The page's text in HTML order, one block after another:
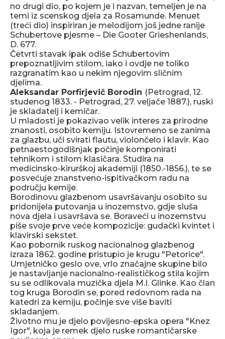
no drugi dio, po kojem je i nazvan, temeljen je na
temi iz scenskog djela za Rosamunde. Menuet
(treći dio) inspiriran je melodijom još jedne ranije
Schubertove pjesme – Die Gooter Grieshenlands,
D. 677.
Četvrti stavak ipak odiše Schubertovim
prepoznatljivim stilom, iako i ovdje ne toliko
razgranatim kao u nekim njegovim sličnim
djelima.
Aleksandar Porfirjevič Borodin (Petrograd, 12.
studenog 1833. - Petrograd, 27. veljače 1887.), ruski
je skladatelj i kemičar.
U mladosti je pokazivao velik interes za prirodne
znanosti, osobito kemiju. Istovremeno se zanima
za glazbu, uči svirati flautu, violončelo i klavir. Kao
petnaestogodišnjak počinje komponirati
tehnikom i stilom klasičara. Studira na
medicinsko-kirurškoj akademiji (1850.-1856.), te se
posvećuje znanstveno-ispitivačkom radu na
području kemije.
Borodinovu glazbenom usavršavanju osobito su
pridonijela putovanja u inozemstvo, gdje sluša
nova djela i usavršava se. Boraveći u inozemstvu
piše svoje prve veće kompozicije: gudački kvintet i
klavirski sekstet.
Kao pobornik ruskog nacionalnog glazbenog
izraza 1862. godine pristupio je krugu "Petorice".
Umjetničko geslo ove, vrlo značajne skupine bilo
je nastavljanje nacionalno-realističkog stila kojim
su se odlikovala muzička djela M.I. Glinke. Kao član
tog kruga Borodin se, pored redovnom rada na
katedri za kemiju, počinje sve više baviti
skladanjem.
Životno mu je djelo povijesno-epska opera "Knez
Igor", koja je remek djelo ruske romantičarske